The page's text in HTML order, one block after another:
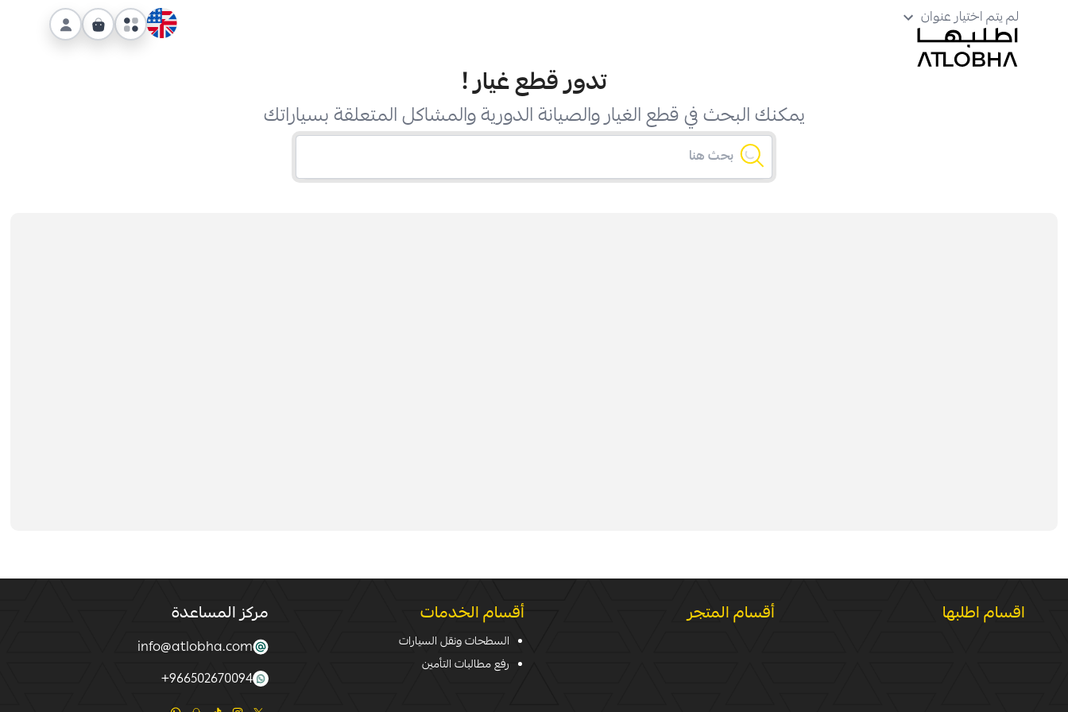
لم يتم اختيار عنوان
تدور قطع غيار!
يمكنك البحث في قطع الغيار والصيانة الدورية والمشاكل المتعلقة بسياراتك
اقسام اطلبها أقسام المتجر أقسام الخدمات
السطحات ونقل السيارات
رفع مطالبات التأمين
مركز المساعدة
info@atlobha.com
966502670094
+